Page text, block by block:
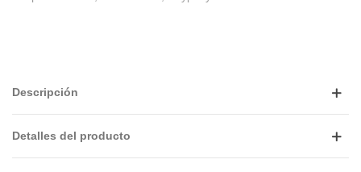
Descripción
Detalles del producto